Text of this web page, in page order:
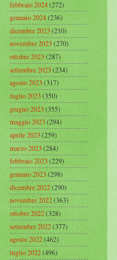
febbraio 2024(272)
gennaio 2024(236)
dicembre 2023(210)
novembre 2023(270)
ottobre 2023(287)
settembre 2023(234)
agosto 2023(317)
luglio 2023(350)
giugno 2023(355)
maggio 2023(294)
aprile 2023(259)
marzo 2023(284)
febbraio 2023(229)
gennaio 2023(298)
dicembre 2022(290)
novembre 2022(363)
ottobre 2022(328)
settembre 2022(377)
agosto 2022(462)
luglio 2022(496)